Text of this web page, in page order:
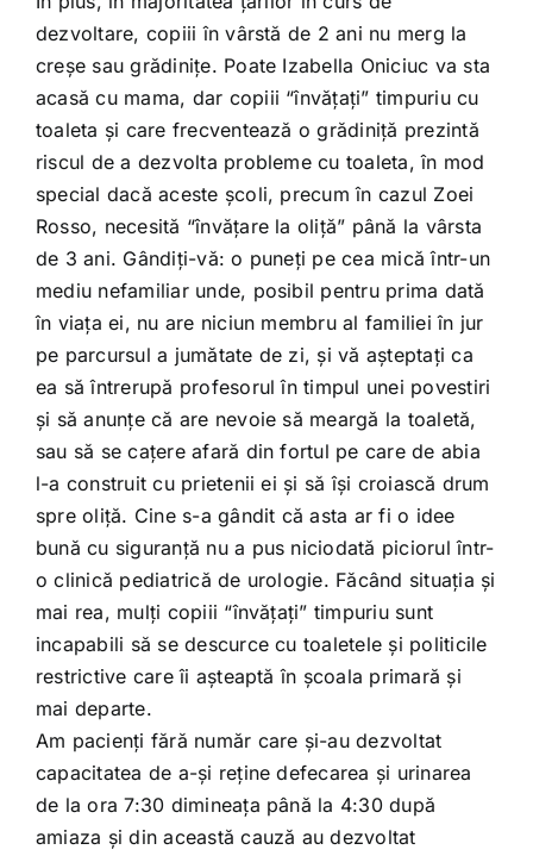
dezvoltare, copiii în vârstă de 2 ani nu merg la
creşe sau grădiniţe. Poate Izabella Oniciuc va sta
acasă cu mama, dar copiii “învăţaţi” timpuriu cu
toaleta şi care frecventează o grădiniţă prezintă
riscul de a dezvolta probleme cu toaleta, în mod
special dacă aceste şcoli, precum în cazul Zoei
Rosso, necesită “învăţare la oliţă” până la vârsta
de 3 ani. Gândiţi-vă: o puneţi pe cea mică într-un
mediu nefamiliar unde, posibil pentru prima dată
în viaţa ei, nu are niciun membru al familiei în jur
pe parcursul a jumătate de zi, şi vă aşteptaţi ca
ea să întrerupă profesorul în timpul unei povestiri
şi să anunţe că are nevoie să meargă la toaletă,
sau să se caţere afară din fortul pe care de abia
l-a construit cu prietenii ei şi să îşi croiască drum
spre oliţă. Cine s-a gândit că asta ar fi o idee
bună cu siguranţă nu a pus niciodată piciorul într-
o clinică pediatrică de urologie. Făcând situaţia şi
mai rea, mulţi copiii “învăţaţi” timpuriu sunt
incapabili să se descurce cu toaletele şi politicile
restrictive care îi aşteaptă în şcoala primară şi
mai departe.
Am pacienţi fără număr care şi-au dezvoltat
capacitatea de a-şi reţine defecarea şi urinarea
de la ora 7:30 dimineaţa până la 4:30 după
amiaza şi din această cauză au dezvoltat